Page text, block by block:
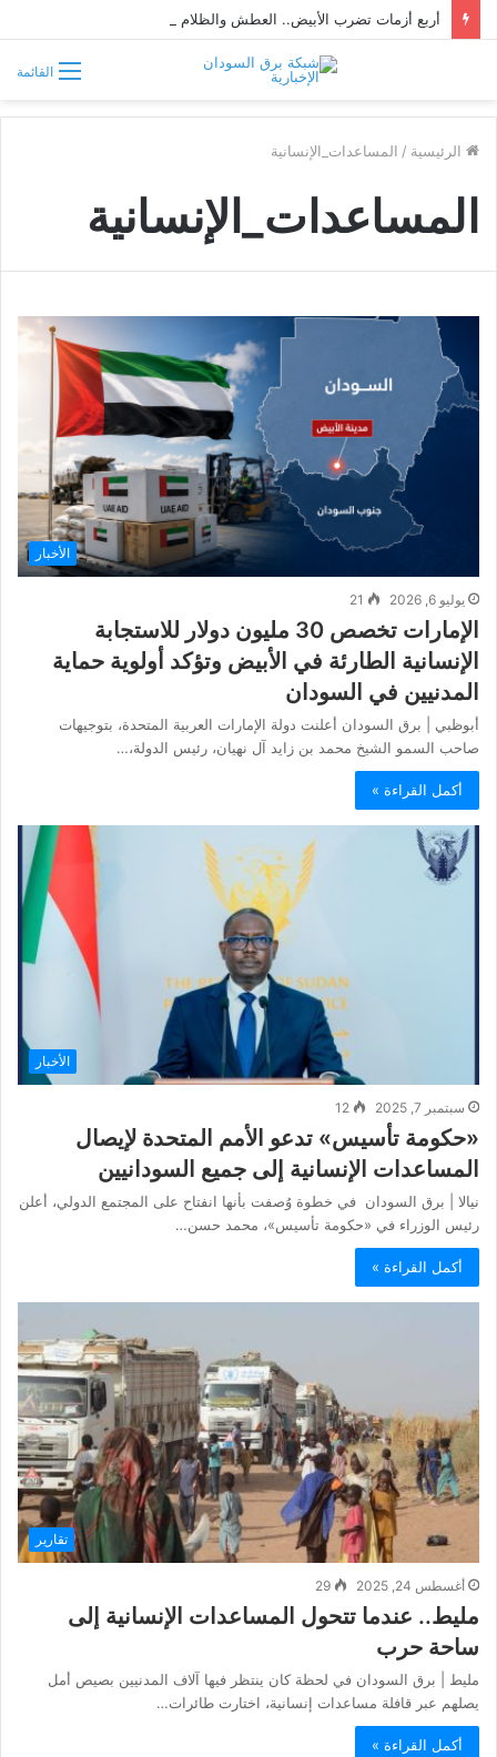
القائمة
الرئيسية / المساعدات_الإنسانية
المساعدات_الإنسانية
الأخبار
يوليو 6, 2026 21
الإمارات تخصص 30 مليون دولار للاستجابة
الإنسانية الطارئة في الأبيض وتؤكد أولوية حماية
المدنيين في السودان
أبوظبي | برق السودان أعلنت دولة الإمارات العربية المتحدة، بتوجيهات
صاحب السمو الشيخ محمد بن زايد آل نهيان، رئيس الدولة،…
أكمل القراءة »
الأخبار
سبتمبر 7, 2025 12
«حكومة تأسيس» تدعو الأمم المتحدة لإيصال
المساعدات الإنسانية إلى جميع السودانيين
نيالا | برق السودان في خطوة وُصفت بأنها انفتاح على المجتمع الدولي، أعلن
رئيس الوزراء في «حكومة تأسيس»، محمد حسن…
أكمل القراءة »
تقارير
أغسطس 24, 2025 29
مليط.. عندما تتحول المساعدات الإنسانية إلى
ساحة حرب
مليط | برق السودان في لحظة كان ينتظر فيها آلاف المدنيين بصيص أمل
يصلهم عبر قافلة مساعدات إنسانية، اختارت طائرات…
أكمل القراءة »